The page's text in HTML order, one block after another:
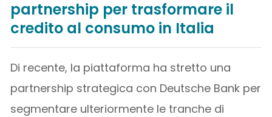
partnership per trasformare il
credito al consumo in Italia
Di recente, la piattaforma ha stretto una
partnership strategica con Deutsche Bank per
segmentare ulteriormente le tranche di